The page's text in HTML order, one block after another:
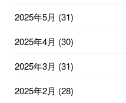
2025年5月 (31)
2025年4月 (30)
2025年3月 (31)
2025年2月 (28)